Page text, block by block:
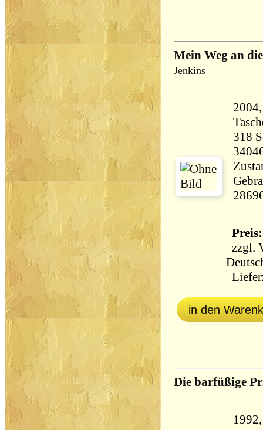
Mein Weg an
Jenkins
318 Seiten
zzgl.
in den
Die barfüßige